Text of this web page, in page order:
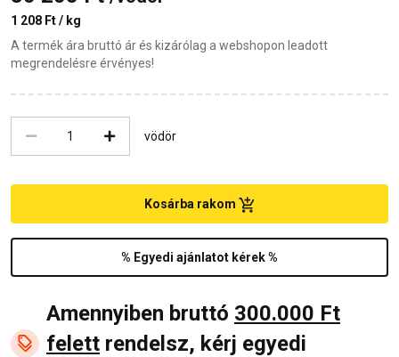
1 208 Ft / kg
A termék ára bruttó ár és kizárólag a webshopon leadott
megrendelésre érvényes!
vödör
% Egyedi ajánlatot kérek %
Kosárba rakom
Amennyiben bruttó 300.000 Ft
felett rendelsz, kérj egyedi